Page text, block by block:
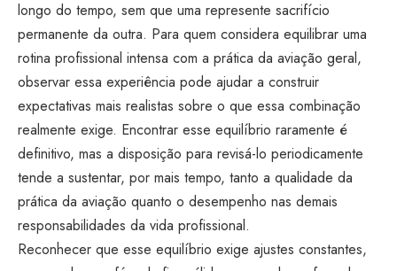
longo do tempo, sem que uma represente sacrifício
permanente da outra. Para quem considera equilibrar uma
rotina profissional intensa com a prática da aviação geral,
observar essa experiência pode ajudar a construir
expectativas mais realistas sobre o que essa combinação
realmente exige. Encontrar esse equilíbrio raramente é
definitivo, mas a disposição para revisá-lo periodicamente
tende a sustentar, por mais tempo, tanto a qualidade da
prática da aviação quanto o desempenho nas demais
responsabilidades da vida profissional.
Reconhecer que esse equilíbrio exige ajustes constantes,